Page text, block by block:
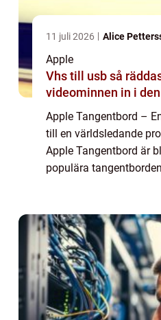
11 juli 2026 Alice
Apple
Vhs till usb så räddas gamla
videominnen in i
Apple Tangentbord –
till en världsledande
Apple Tangentbord är
populära
använda...